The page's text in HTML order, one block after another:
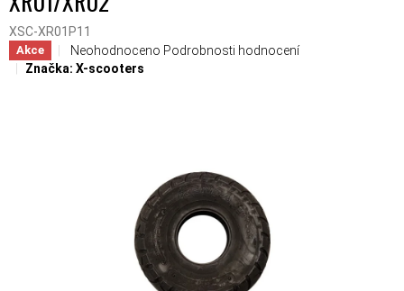
XSC-XR01P11
Akce Průměrné hodnocení produktu je 0,0 z 5 hvězdiček.
Neohodnoceno Podrobnosti hodnocení
Značka: X-scooters